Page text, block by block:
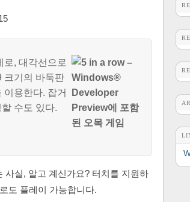
로, 대각선으로
크기의 바둑판
용한다. 잡거
수도 있다.
사실, 알고 계신가요? 터치를 지원하
도 플레이 가능합니다.